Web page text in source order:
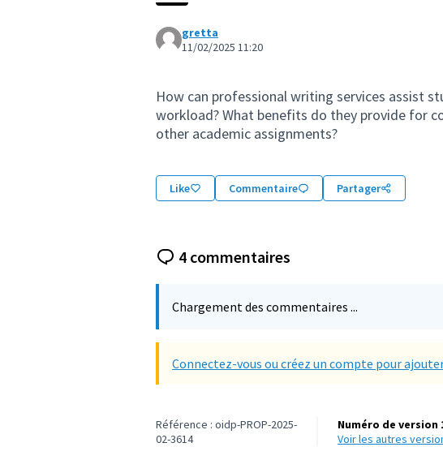
gretta
11/02/2025 11:20
How can professional writing services assist
workload? What benefits do they provide for
other academic assignments?
Like Commentaire Partager
4 commentaires
Chargement des commentaires ...
Connectez-vous ou créez un compte pour
Référence : oidp-PROP-2025-
02-3614
Numéro de version
voir les autres